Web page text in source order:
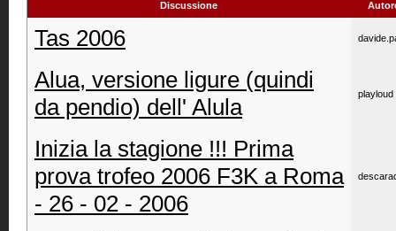
Discussione
Tas 2006
Alua, versione ligure (quindi
da pendio) dell' Alula
playloud
Inizia la stagione !!! Prima
prova trofeo 2006 F3K a Roma
- 26 - 02 - 2006